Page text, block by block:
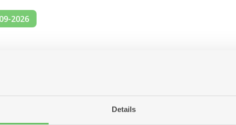
Details
2026